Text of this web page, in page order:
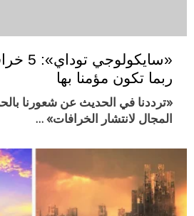
ربما تكون مؤمنا بها
«ترددنا في الحديث عن شعورنا
المجال لانتشار الخرافات» …